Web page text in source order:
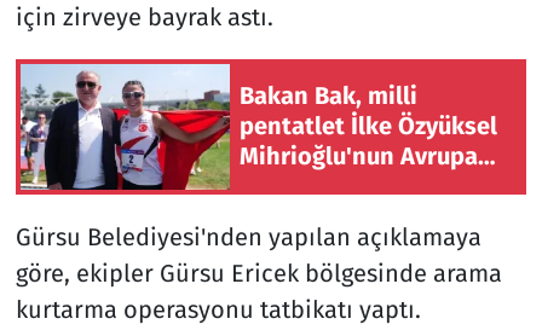
için zirveye bayrak astı.
Bakan Bak, milli
pentatlet İlke Özyüksel
Mihrioğlu'nun Avrupa
Gürsu Belediyesi'nden yapılan açıklamaya
göre, ekipler Gürsu Ericek bölgesinde arama
kurtarma operasyonu tatbikatı yaptı.